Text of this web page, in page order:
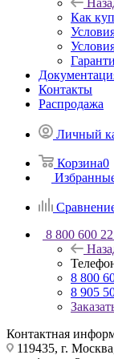
Как
Контакты
Распродажа
Личный
Корзина0
8 800 600
8 800
8 905
Контактная
119435, г.